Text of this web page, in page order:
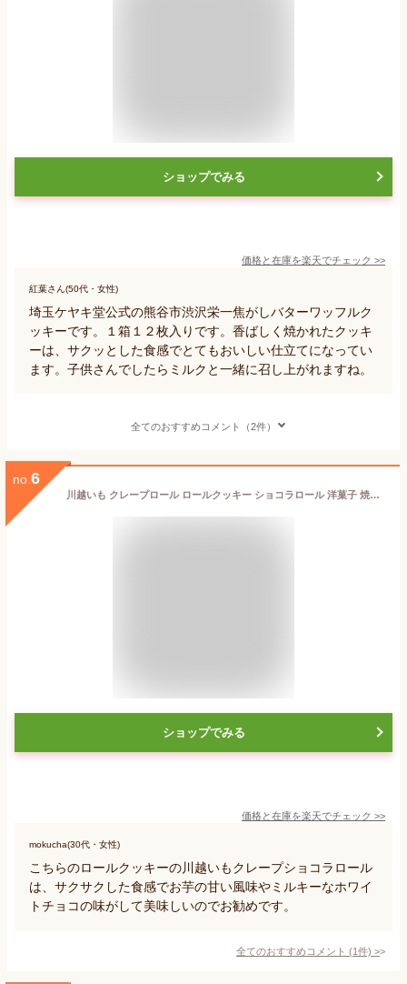
ショップでみる
価格と在庫を楽天でチェック >>
紅葉さん(50代・女性)
埼玉ケヤキ堂公式の熊谷市渋沢栄一焦がしバターワッフルク
ッキーです。１箱１２枚入りです。香ばしく焼かれたクッキ
ーは、サクッとした食感でとてもおいしい仕立てになってい
ます。子供さんでしたらミルクと一緒に召し上がれますね。
全てのおすすめコメント（2件）
no. 6
川越いも クレープロール ロールクッキー ショコラロール 洋菓子 焼き菓子 おやつ 小江戸 川越 川越みやげ 埼玉みやげ ケヤキ堂
ショップでみる
価格と在庫を楽天でチェック >>
mokucha(30代・女性)
こちらのロールクッキーの川越いもクレープショコラロール
は、サクサクした食感でお芋の甘い風味やミルキーなホワイ
トチョコの味がして美味しいのでお勧めです。
全てのおすすめコメント (1件) >